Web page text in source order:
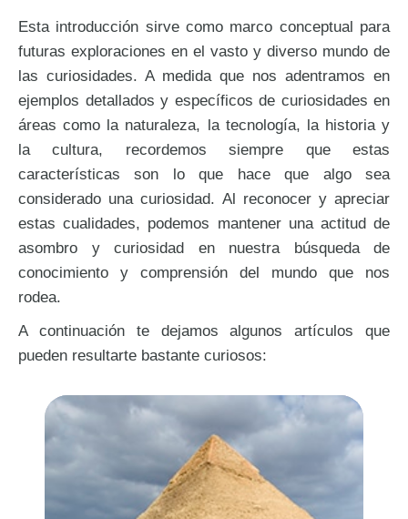
Esta introducción sirve como marco conceptual para
futuras exploraciones en el vasto y diverso mundo de
las curiosidades. A medida que nos adentramos en
ejemplos detallados y específicos de curiosidades en
áreas como la naturaleza, la tecnología, la historia y
la cultura, recordemos siempre que estas
características son lo que hace que algo sea
considerado una curiosidad. Al reconocer y apreciar
estas cualidades, podemos mantener una actitud de
asombro y curiosidad en nuestra búsqueda de
conocimiento y comprensión del mundo que nos
rodea.
A continuación te dejamos algunos artículos que
pueden resultarte bastante curiosos: